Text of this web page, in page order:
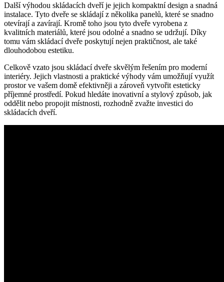
Další výhodou skládacích dveří je jejich kompaktní design a snadná
instalace. Tyto dveře se skládají z několika panelů, které se snadno
otevírají a zavírají. Kromě toho jsou tyto dveře vyrobena z
kvalitních materiálů, které jsou odolné a snadno se udržují. Díky
tomu vám skládací dveře poskytují nejen praktičnost, ale také
dlouhodobou estetiku.
Celkově vzato jsou skládací dveře skvělým řešením pro moderní
interiéry. Jejich vlastnosti a praktické výhody vám umožňují využít
prostor ve vašem domě efektivněji a zároveň vytvořit esteticky
příjemné prostředí. Pokud hledáte inovativní a stylový způsob, jak
oddělit nebo propojit místnosti, rozhodně zvažte investici do
skládacích dveří.